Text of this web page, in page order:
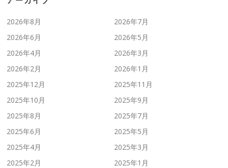
2026年8月
2026年7月
2026年6月
2026年5月
2026年4月
2026年3月
2026年2月
2026年1月
2025年12月
2025年11月
2025年10月
2025年9月
2025年8月
2025年7月
2025年6月
2025年5月
2025年4月
2025年3月
2025年2月
2025年1月